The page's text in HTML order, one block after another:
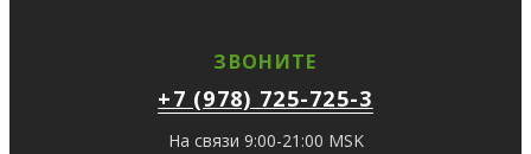
ЗВОНИТЕ
+7 (978) 725-725-3
На связи 9:00-21:00 MSK